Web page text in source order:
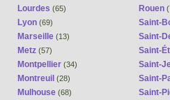
Lourdes (65)
Lyon (69)
Marseille (13)
Metz (57)
Montpellier (34)
Montreuil (28)
Mulhouse (68)
Rouen
Saint-
Saint-
Saint-
Saint-
Saint-
Saint-